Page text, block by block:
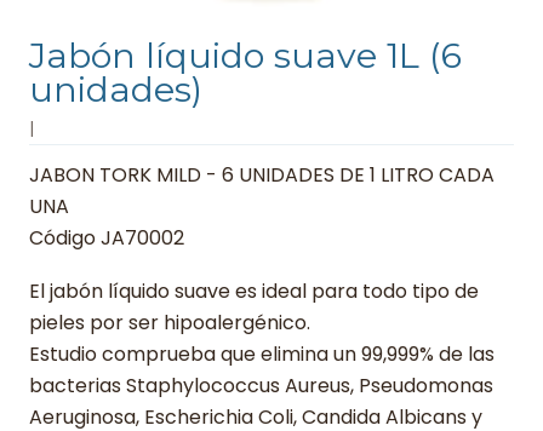
Jabón líquido suave 1L (6
unidades)
|
JABON TORK MILD - 6 UNIDADES DE 1 LITRO CADA
UNA
Código JA70002
El jabón líquido suave es ideal para todo tipo de
pieles por ser hipoalergénico.
Estudio comprueba que elimina un 99,999% de las
bacterias Staphylococcus Aureus, Pseudomonas
Aeruginosa, Escherichia Coli, Candida Albicans y